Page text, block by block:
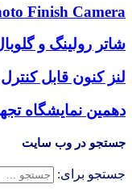
Finish Camera
شاتر رولینگ و
لنز کنون قابل کنترل
دهمین نمایشگاه
جستجو در وب سایت
جستجو برای: